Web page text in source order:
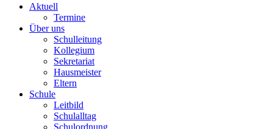
Aktuell
Termine
Über uns
Schulleitung
Kollegium
Sekretariat
Hausmeister
Eltern
Schule
Leitbild
Schulalltag
Schulordnung